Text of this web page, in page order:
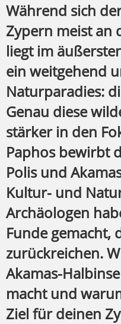
Während sich
Zypern meist an
liegt im
ein weitgehend
Naturparadies:
Genau diese
stärker in den
Paphos bewirbt
Polis und
Kultur- und
Archäologen
Funde gemacht,
zurückreichen.
Akamas-
macht und
Ziel für deinen